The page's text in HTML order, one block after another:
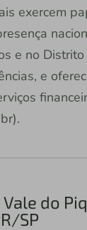
exercem
e no Distrito
e
do
SP